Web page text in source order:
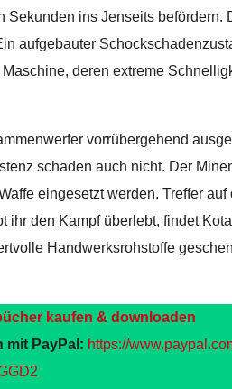
ins Jenseits befördern.
aufgebauter
deren extreme
vorrübergehend
schaden auch nicht. Der
eingesetzt werden. Treffer
ihr den Kampf überlebt, findet
Handwerksrohstoffe
kaufen & downloaden
mit PayPal: https://